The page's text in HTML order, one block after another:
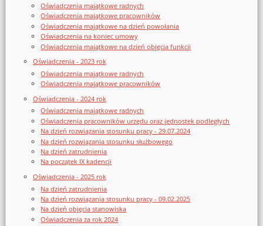
Oświadczenia majątkowe radnych
Oświadczenia majątkowe pracowników
Oświadczenia majątkowe na dzień powołania
Oświadczenia na koniec umowy
Oświadczenia majątkowe na dzień objęcia funkcji
Oświadczenia - 2023 rok
Oświadczenia majątkowe radnych
Oświadczenia majątkowe pracowników
Oświadczenia - 2024 rok
Oświadczenia majątkowe radnych
Oświadczenia pracowników urzędu oraz jednostek podległych
Na dzień rozwiązania stosunku pracy - 29.07.2024
Na dzień rozwiązania stosunku służbowego
Na dzień zatrudnienia
Na początek IX kadencji
Oświadczenia - 2025 rok
Na dzień zatrudnienia
Na dzień rozwiązania stosunku pracy - 09.02.2025
Na dzień objęcia stanowiska
Oświadczenia za rok 2024